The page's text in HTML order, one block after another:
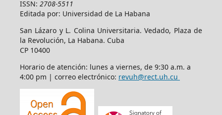
ISSN: 2708-5511
Editada por: Universidad de La Habana
San Lázaro y L. Colina Universitaria. Vedado, Plaza de
la Revolución, La Habana. Cuba
CP 10400
Horario de atención: lunes a viernes, de 9:30 a.m. a
4:00 pm | correo electrónico: revuh@rect.uh.cu